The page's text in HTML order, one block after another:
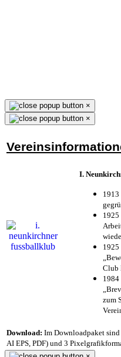
×
×
I.
1913
1925
1925
Club
1984
zum
Download: Im Downloadpaket
AI EPS, PDF) und 3